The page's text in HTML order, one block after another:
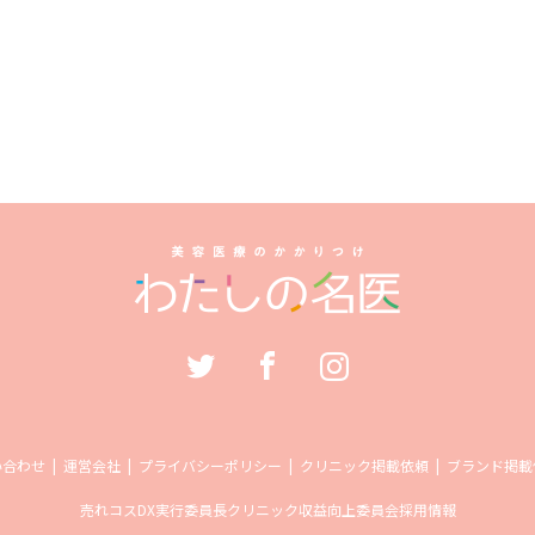
わせ 運営会社 プライバシーポリシー クリニック掲載依頼 ブランド掲
売れコスDX実行委員長クリニック収益向上委員会採用情報